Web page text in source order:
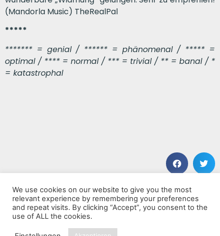
(Mandorla Music) TheRealPal
*****
******* = genial / ****** = phänomenal / ***** =
optimal / **** = normal / *** = trivial / ** = banal / *
= katastrophal
VORHERIGER BEITRAG
Estrella Tropical
NÄCHSTER BEITRAG
Risen Symbol
We use cookies on our website to give you the most
relevant experience by remembering your preferences
and repeat visits. By clicking “Accept”, you consent to the
use of ALL the cookies.